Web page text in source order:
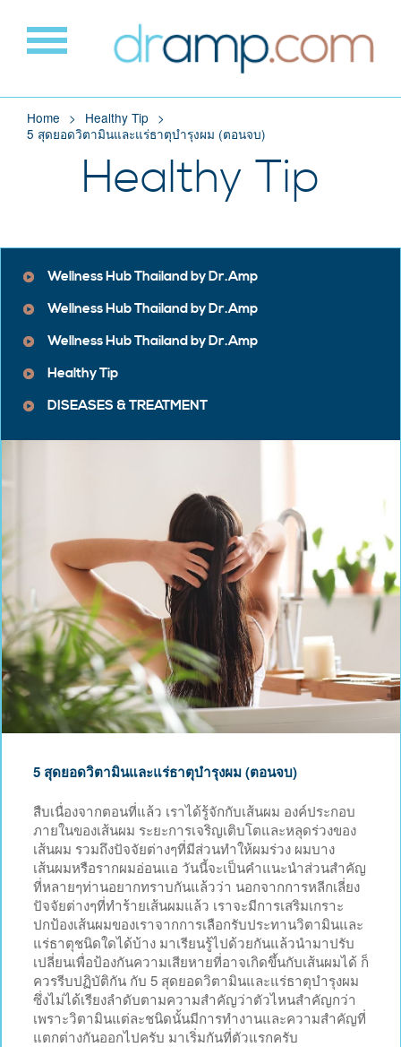
Home
Healthy Tip
5 สุดยอดวิตามินและแร่ธาตุบำรุงผม (ตอนจบ)
Healthy Tip
Wellness Hub Thailand by Dr.Amp
Wellness Hub Thailand by Dr.Amp
Wellness Hub Thailand by Dr.Amp
Healthy Tip
DISEASES & TREATMENT
5 สุดยอดวิตามินและแร่ธาตุบำรุงผม (ตอนจบ)
สืบเนื่องจากตอนที่แล้ว เราได้รู้จักกับเส้นผม องค์ประกอบ
ภายในของเส้นผม ระยะการเจริญเติบโตและหลุดร่วงของ
เส้นผม รวมถึงปัจจัยต่างๆที่มีส่วนทำให้ผมร่วง ผมบาง
เส้นผมหรือรากผมอ่อนแอ วันนี้จะเป็นคำแนะนำส่วนสำคัญ
ที่หลายๆท่านอยากทราบกันแล้วว่า นอกจากการหลีกเลี่ยง
ปัจจัยต่างๆที่ทำร้ายเส้นผมแล้ว เราจะมีการเสริมเกราะ
ปกป้องเส้นผมของเราจากการเลือกรับประทานวิตามินและ
แร่ธาตุชนิดใดได้บ้าง มาเรียนรู้ไปด้วยกันแล้วนำมาปรับ
เปลี่ยนเพื่อป้องกันความเสียหายที่อาจเกิดขึ้นกับเส้นผมได้ ก็
ควรรีบปฏิบัติกัน กับ 5 สุดยอดวิตามินและแร่ธาตุบำรุงผม
ซึ่งไม่ได้เรียงลำดับตามความสำคัญว่าตัวไหนสำคัญกว่า
เพราะวิตามินแต่ละชนิดนั้นมีการทำงานและความสำคัญที่
แตกต่างกันออกไปครับ มาเริ่มกันที่ตัวแรกครับ